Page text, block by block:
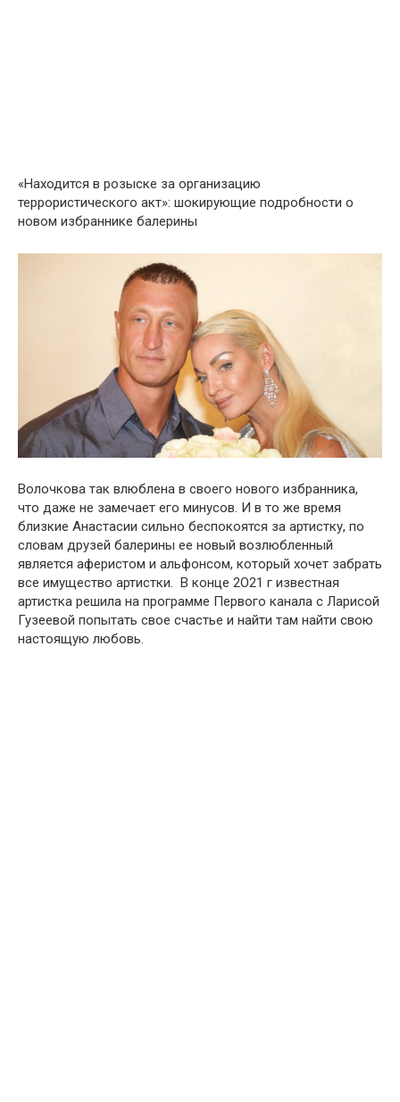
«Находится в розыске за организацию
террористического акт»: шокирующие подробности о
новом избраннике балерины
Волочкова так влюблена в своего нового избранника,
что даже не замечает его минусов. И в то же время
близкие Анастасии сильно беспокоятся за артистку, по
словам друзей балерины ее новый возлюбленный
является аферистом и альфонсом, который хочет забрать
все имущество артистки. В конце 2О21 г известная
артистка решила на программе Первого канала с Ларисой
Гузеевой попытать свое счастье и найти там найти свою
настоящую любовь.